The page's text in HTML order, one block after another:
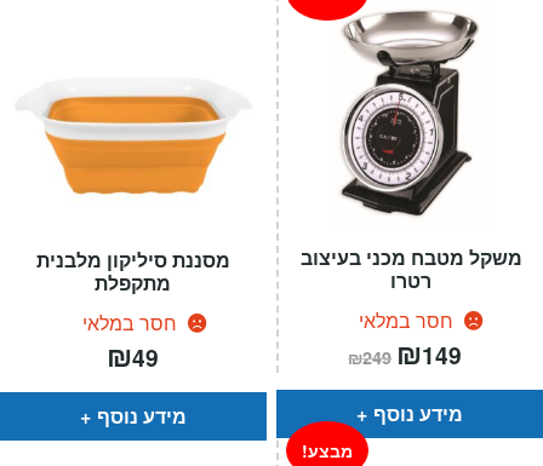
מסננת סיליקון מלבנית
מתקפלת
חסר במלאי
₪49
מידע נוסף
משקל מטבח מכני בעיצוב
רטרו
חסר במלאי
₪249 המחיר
המקורי
היה:
₪249.
₪149
הוא:
מידע נוסף
מבצע!